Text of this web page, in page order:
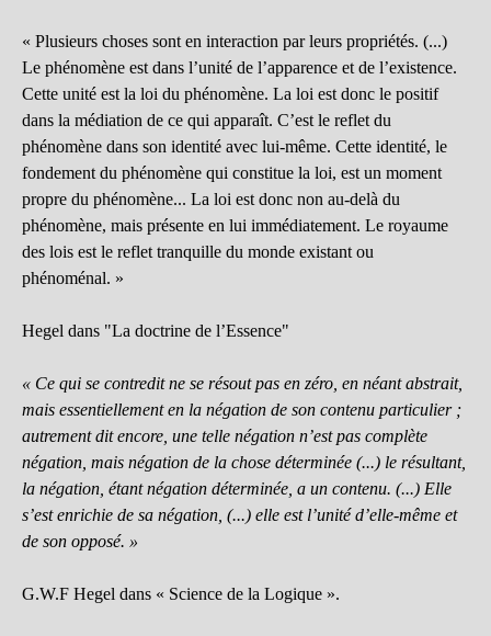
« Plusieurs choses sont en interaction par leurs propriétés. (...)
Le phénomène est dans l’unité de l’apparence et de l’existence.
Cette unité est la loi du phénomène. La loi est donc le positif
dans la médiation de ce qui apparaît. C’est le reflet du
phénomène dans son identité avec lui-même. Cette identité, le
fondement du phénomène qui constitue la loi, est un moment
propre du phénomène... La loi est donc non au-delà du
phénomène, mais présente en lui immédiatement. Le royaume
des lois est le reflet tranquille du monde existant ou
phénoménal. »
Hegel dans "La doctrine de l’Essence"
« Ce qui se contredit ne se résout pas en zéro, en néant abstrait,
mais essentiellement en la négation de son contenu particulier ;
autrement dit encore, une telle négation n’est pas complète
négation, mais négation de la chose déterminée (...) le résultant,
la négation, étant négation déterminée, a un contenu. (...) Elle
s’est enrichie de sa négation, (...) elle est l’unité d’elle-même et
de son opposé. »
G.W.F Hegel dans « Science de la Logique ».